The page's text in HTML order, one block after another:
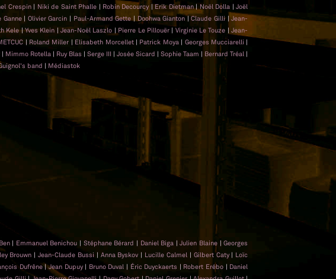
Crespin | Niki de Saint Phalle | Robin Decourcy |Erik Dietman| Noël Dolla |Joël
Ganne | Olivier Garcin | Paul-Armand Gette | Doohwa Gianton|Claude Gilli |Jean-
Kele|Yves Klein |Jean-Noël Laszlo | Pierre Le Pillouër | Virginie Le Touze |Jean-
| Roland Miller | Elisabeth Morcellet | Patrick Moya | Georges Mucciarelli |
| Mimmo Rotella | Ruy Blas | Serge III | Josée Sicard | Sophie Taam | Bernard Tréal |
band | Médiastok
Ben | Emmanuel Benichou | Stéphane Bérard | Daniel Biga |Julien Blaine |Georges
Brouwn |Jean-Claude Bussi | Anna Byskov | Lucille Calmel | Gilbert Caty | Loïc
Dufrêne|Jean Dupuy | Bruno Duval | Éric Duyckaerts | Robert Erébo | Daniel